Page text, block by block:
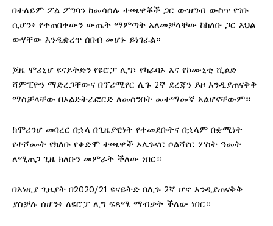
በተለይም ፖል ፖግባን ከመሳሰሉ ተጫዋቾች ጋር ውዝግብ ውስጥ የገቡ
ሲሆን፥ የተጠበቀውን ውጤት ማምጣት አለመቻላቸው ከክለቡ ጋር እህል
ውሃቸው እንዲቋረጥ ሰበብ መሆኑ ይነገራል።
ጆዜ ሞሪኒሆ ዩናይትድን የዩሮፓ ሊግ፣ የካራባኦ እና የኮሙኒቲ ሺልድ
ሻምፒዮን ማድረጋቸውና በፕሪሚየር ሊጉ 2ኛ ደረጃን ይዞ እንዲያጠናቅቅ
ማስቻላቸው በኦልድትራፎርድ ለመሰንበት መተማመኛ አልሆናቸውም።
ከሞሪንሆ መባረር በኋላ በጊዜያዊነት የተመደቡትና በኋላም በቋሚነት
የተሾሙት የክለቡ የቀድሞ ተጫዋች ኦሌጉናር ሶልሻየር ሦስት ዓመት
ለሚጠጋ ጊዜ ክለቡን መምራት ችለው ነበር።
በእነዚያ ጊዜያት በ2020/21 ዩናይትድ በሊጉ 2ኛ ሆኖ እንዲያጠናቅቅ
ያስቻሉ ሰሆን፥ ለዩሮፓ ሊግ ፍጻሜ ማብቃት ችለው ነበር።